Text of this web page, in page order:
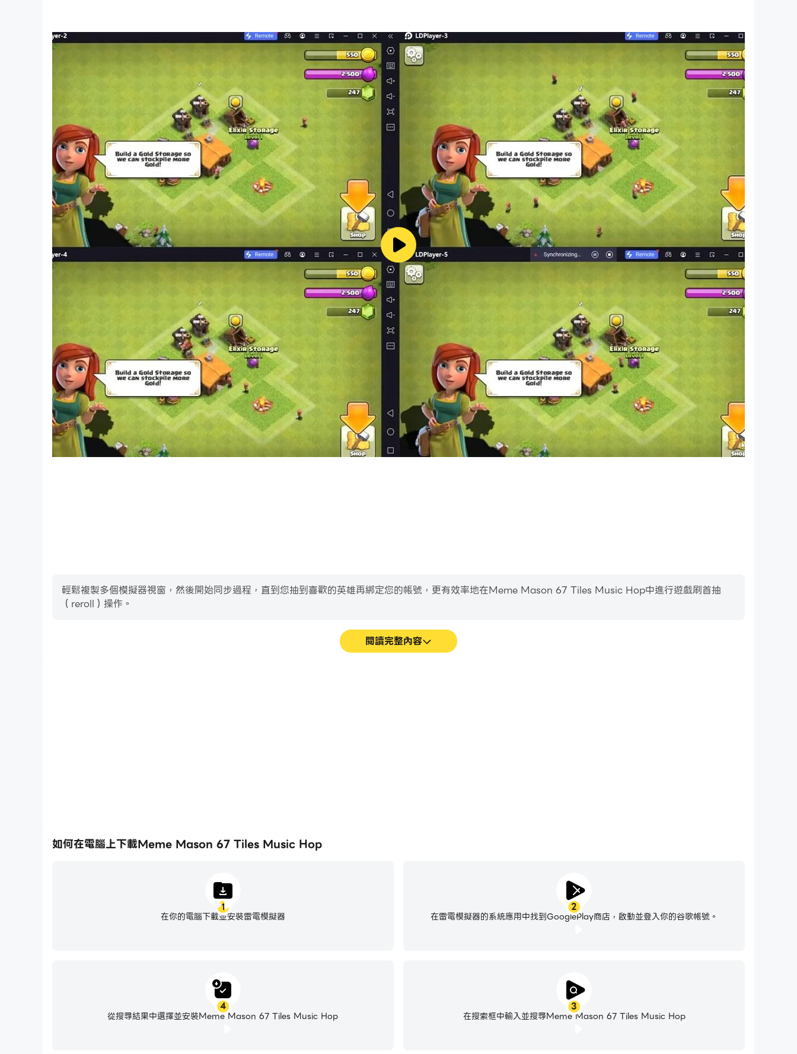
輕鬆複製多個模擬器視窗，然後開始同步過程，直到您抽到喜歡的英雄再綁定您的帳號，更有效率地在Meme Mason 67 Tiles Music Hop中進行遊戲刷首抽
（reroll）操作。
閱讀完整內容
如何在電腦上下載Meme Mason 67 Tiles Music Hop
1
在你的電腦下載並安裝雷電模擬器
2
在雷電模擬器的系統應用中找到GooglePlay商店，啟動並登入你的谷歌帳號。
3
在搜索框中輸入並搜尋Meme Mason 67 Tiles Music Hop
4
從搜尋結果中選擇並安裝Meme Mason 67 Tiles Music Hop